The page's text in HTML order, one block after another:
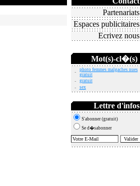
Partenariats
Espaces publicitaires
Ecrivez nous
Mot(s)-cl�(s)
-
photo femmes malgaches nues
gratuit
- gratuit
- sex
Lettre d'infos
S'abonner (gratuit)
Se d�sabonner